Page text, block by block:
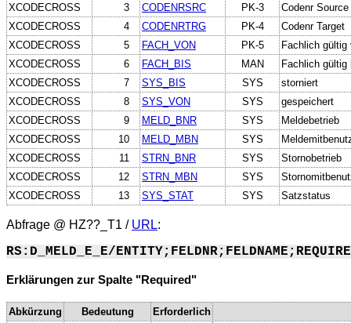
XCODECROSS
3 CODENRSRC PK-3
Codenr Source
XCODECROSS
4 CODENRTRG PK-4
Codenr Target
XCODECROSS
5 FACH_VON PK-5
Fachlich gültig
XCODECROSS
6 FACH_BIS MAN
Fachlich gültig
XCODECROSS
7 SYS_BIS SYS
storniert
XCODECROSS
8 SYS_VON SYS
gespeichert
XCODECROSS
9 MELD_BNR SYS
Meldebetrieb
XCODECROSS
10 MELD_MBN SYS
XCODECROSS
11 STRN_BNR SYS
Stornobetrieb
XCODECROSS
12 STRN_MBN SYS
XCODECROSS
13 SYS_STAT SYS Satzstatus
Abfrage @ HZ??_T1 / URL:
RS:D_MELD_E_E/
Erklärungen zur Spalte "Required"
Abkürzung Bedeutung
Erforderlich